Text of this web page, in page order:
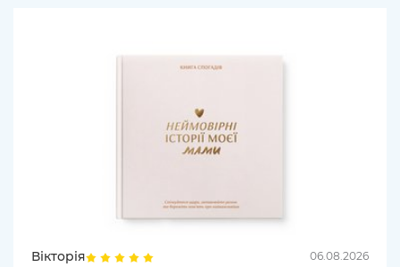
Вікторія 06.08.2026